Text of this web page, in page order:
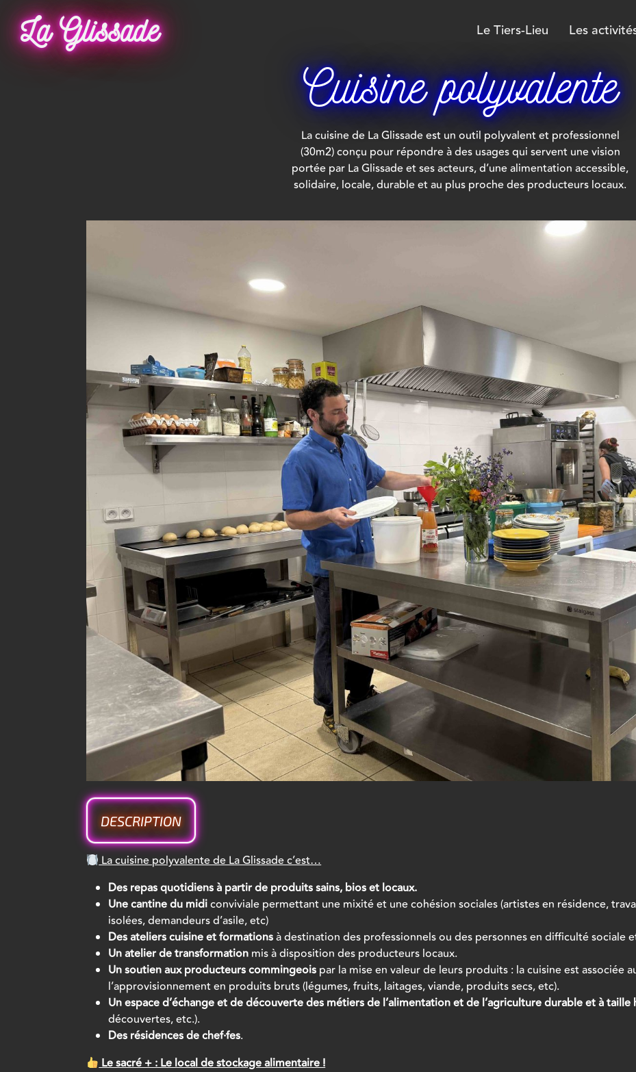
La Glissade Le Tiers-Lieu Les
Cuisine polyvalente
La cuisine de La Glissade est un outil polyvalent et professionnel
(30m2) conçu pour répondre à des usages qui servent une vision
portée par La Glissade et ses acteurs, d’une alimentation accessible,
solidaire, locale, durable et au plus proche des producteurs locaux.
DESCRIPTION
La cuisine polyvalente de La Glissade c’est…
Des repas quotidiens à partir de produits sains, bios et locaux.
Une cantine du midiconviviale permettant une mixité et une cohésion sociales (artistes en résidence,
isolées, demandeurs d’asile, etc)
Des ateliers cuisine et formationsà destination des professionnels ou des personnes en difficulté sociale
Un atelier de transformation mis à disposition des producteurs locaux.
Un soutien aux producteurs commingeois par la mise en valeur de leurs produits : la cuisine est associée
l’approvisionnement en produits bruts (légumes, fruits, laitages, viande, produits secs, etc).
Un espace d’échange et de découverte des métiers de l’alimentation et de l’agriculture durable et à taille
découvertes, etc.).
Des résidences de chef·fes.
Le sacré + : Le local de stockage alimentaire !